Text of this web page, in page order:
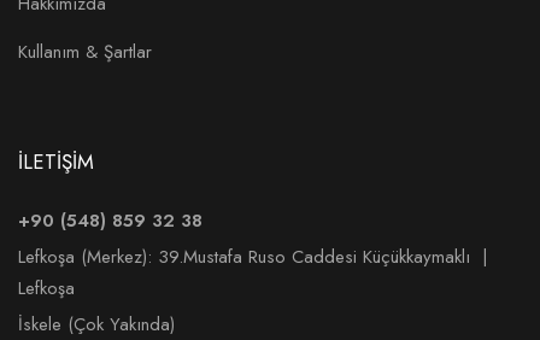
Kullanım & Şartlar
İLETİŞİM
+90 (548) 859 32 38
Lefkoşa (Merkez): 39.Mustafa Ruso Caddesi Küçükkaymaklı |
Lefkoşa
İskele (Çok Yakında)